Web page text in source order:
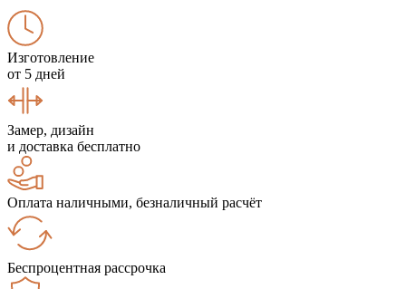
Изготовление
от 5 дней
Замер, дизайн
и доставка бесплатно
Оплата наличными, безналичный расчёт
Беспроцентная рассрочка